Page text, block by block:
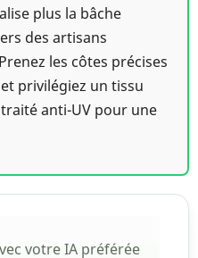
plus la bâche
des artisans
les côtes précises
privilégiez un tissu
anti-UV pour une
votre IA préférée